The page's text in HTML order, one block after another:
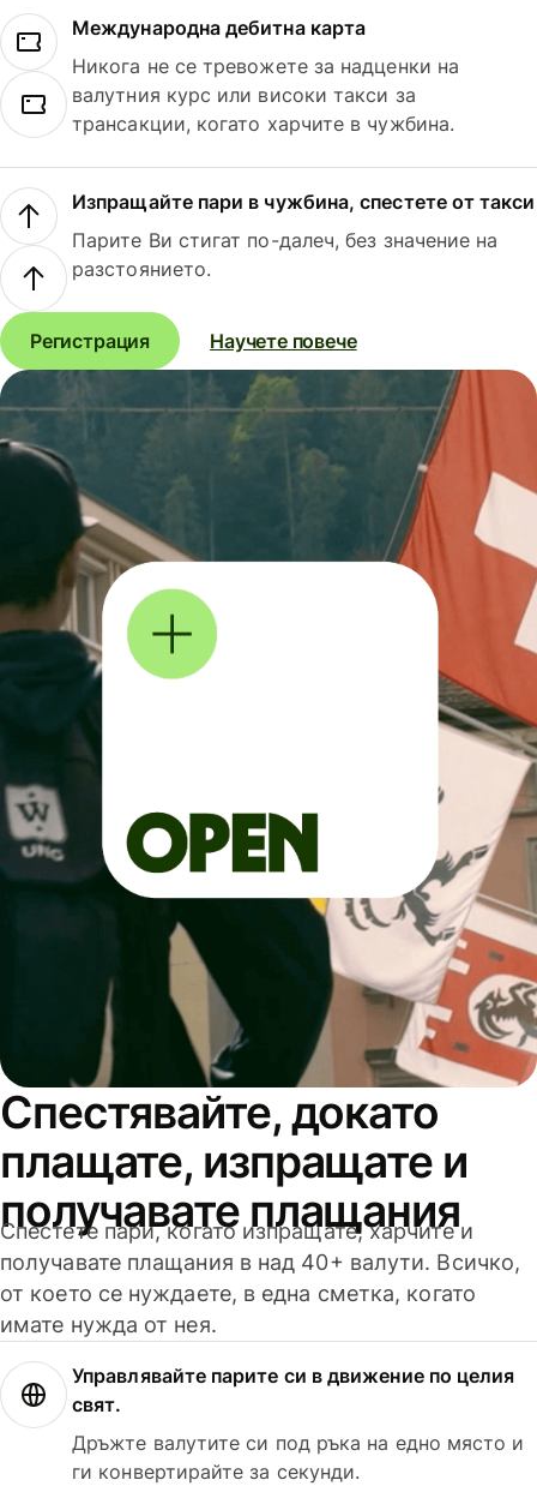
Международна дебитна карта
Никога не се тревожете за надценки на
валутния курс или високи такси за
трансакции, когато харчите в чужбина.
Изпращайте пари в чужбина, спестете от такси
Парите Ви стигат по-далеч, без значение на
разстоянието.
Регистрация Научете повече
Спестявайте, докато
плащате, изпращате и
получавате плащания
Спестете пари, когато изпращате, харчите и
получавате плащания в над 40+ валути. Всичко,
от което се нуждаете, в една сметка, когато
имате нужда от нея.
Управлявайте парите си в движение по целия
свят.
Дръжте валутите си под ръка на едно място и
ги конвертирайте за секунди.